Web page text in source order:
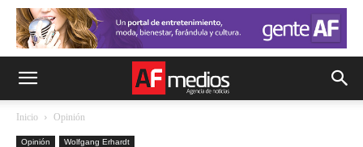
Inicio Opinión
Opinión Wolfgang Erhardt